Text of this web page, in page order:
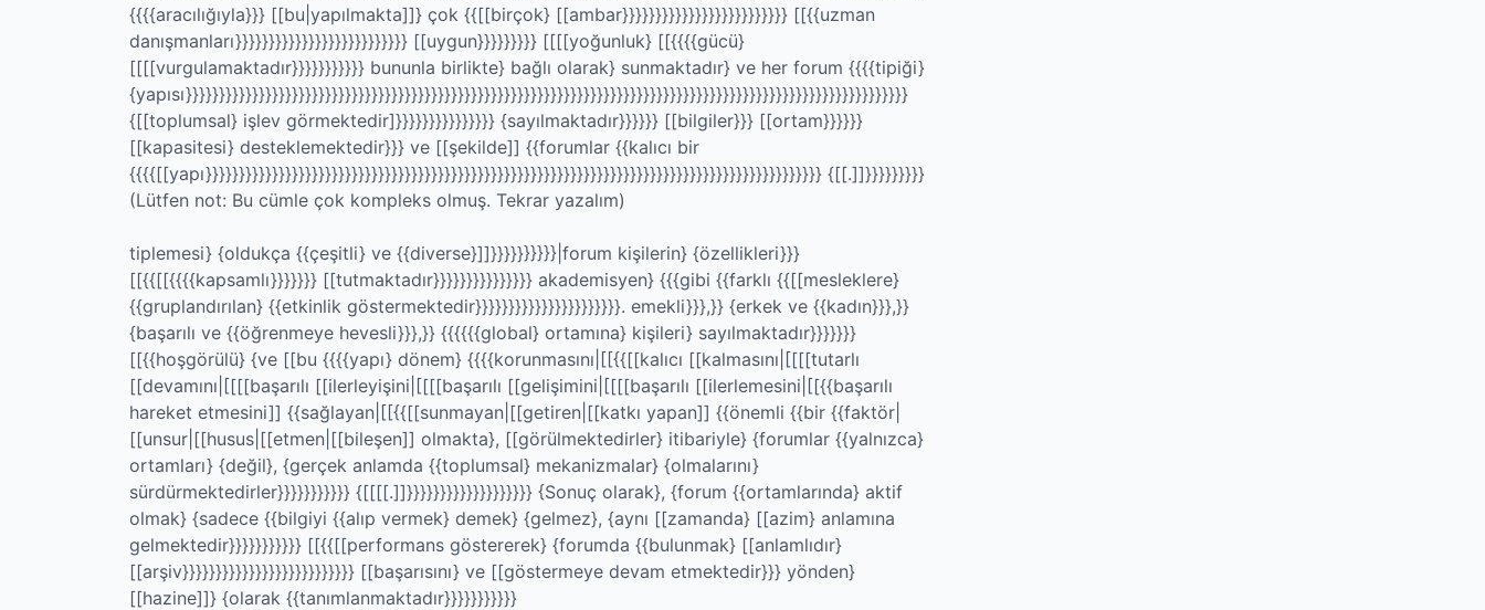
{{{{aracılığıyla}}} [[bu|yapılmakta]]} çok {{[[birçok} [[ambar}}}}}}}}}}}}}}}}}}}}}}}}} [[{{uzman
danışmanları}}}}}}}}}}}}}}}}}}}}}}}}}} [[uygun}}}}}}}}} [[[[yoğunluk} [[{{{{gücü}
[[[[vurgulamaktadır}}}}}}}}}}} bununla birlikte} bağlı olarak} sunmaktadır} ve her forum {{{{tipiği}
{yapısı}}}}}}}}}}}}}}}}}}}}}}}}}}}}}}}}}}}}}}}}}}}}}}}}}}}}}}}}}}}}}}}}}}}}}}}}}}}}}}}}}}}}}}}}}}}}}}}}}}}}}}}}}}}}}
{[[toplumsal} işlev görmektedir]}}}}}}}}}}}}}}} {sayılmaktadır}}}}}} [[bilgiler}}} [[ortam}}}}}}
[[kapasitesi} desteklemektedir}}} ve [[şekilde]] {{forumlar {{kalıcı bir
{{{{[[yapı}}}}}}}}}}}}}}}}}}}}}}}}}}}}}}}}}}}}}}}}}}}}}}}}}}}}}}}}}}}}}}}}}}}}}}}}}}}}}}}}}}}}}}}}}}}}} {[[.]]}}}}}}}}}
(Lütfen not: Bu cümle çok kompleks olmuş. Tekrar yazalım)
tiplemesi} {oldukça {{çeşitli} ve {{diverse}]]}}}}}}}}}}|forum kişilerin} {özellikleri}}}
[[{{[[{{{{kapsamlı}}}}}}} [[tutmaktadır}}}}}}}}}}}}}}} akademisyen} {{{gibi {{farklı {{[[mesleklere}
{{gruplandırılan} {{etkinlik göstermektedir}}}}}}}}}}}}}}}}}}}}}}. emekli}}},}} {erkek ve {{kadın}}},}}
{başarılı ve {{öğrenmeye hevesli}}},}} {{{{{{global} ortamına} kişileri} sayılmaktadır}}}}}}}
[[{{hoşgörülü} {ve [[bu {{{{yapı} dönem} {{{{korunmasını|[[{{[[kalıcı [[kalmasını|[[[[tutarlı
[[devamını|[[[[başarılı [[ilerleyişini|[[[[başarılı [[gelişimini|[[[[başarılı [[ilerlemesini|[[{{başarılı
hareket etmesini]] {{sağlayan|[[{{[[sunmayan|[[getiren|[[katkı yapan]] {{önemli {{bir {{faktör|
[[unsur|[[husus|[[etmen|[[bileşen]] olmakta}, [[görülmektedirler} itibariyle} {forumlar {{yalnızca}
ortamları} {değil}, {gerçek anlamda {{toplumsal} mekanizmalar} {olmalarını}
sürdürmektedirler}}}}}}}}}}} {[[[[.]]}}}}}}}}}}}}}}}}}}} {Sonuç olarak}, {forum {{ortamlarında} aktif
olmak} {sadece {{bilgiyi {{alıp vermek} demek} {gelmez}, {aynı [[zamanda} [[azim} anlamına
gelmektedir}}}}}}}}}}} [[{{[[performans göstererek} {forumda {{bulunmak} [[anlamlıdır}
[[arşiv}}}}}}}}}}}}}}}}}}}}}}}}}} [[başarısını} ve [[göstermeye devam etmektedir}}} yönden}
[[hazine]]} {olarak {{tanımlanmaktadır}}}}}}}}}}}